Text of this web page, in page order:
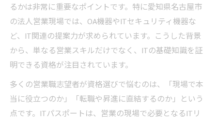
るかは非常に重要なポイントです。特に愛知県名古屋市
の法人営業現場では、OA機器やITセキュリティ機器な
ど、IT関連の提案力が求められています。こうした背景
から、単なる営業スキルだけでなく、ITの基礎知識を証
明できる資格が注目されています。
多くの営業職志望者が資格選びで悩むのは、「現場で本
当に役立つのか」「転職や昇進に直結するのか」という
点です。ITパスポートは、営業の現場で必要となるITリ